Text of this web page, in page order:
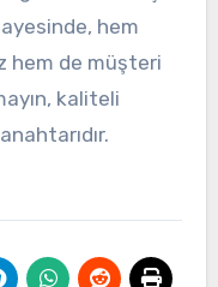
hem
hem de müşteri
kaliteli